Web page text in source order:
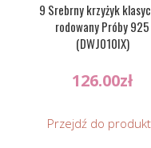
9 Srebrny krzyżyk
rodowany Próby 925
(DWJ010IX)
126.00zł
Przejdź do